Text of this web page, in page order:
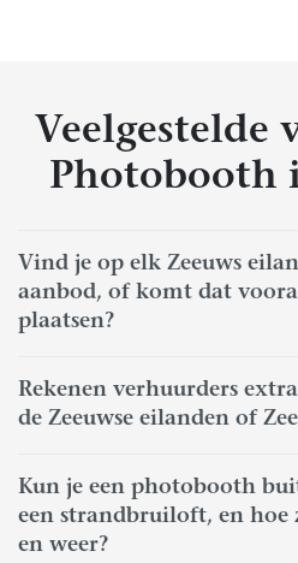
Veelgestelde
Photobooth
Vind je op elk Zeeuws
aanbod, of komt dat
plaatsen?
Rekenen verhuurders
de Zeeuwse eilanden of
Kun je een photobooth
een strandbruiloft, en
en weer?